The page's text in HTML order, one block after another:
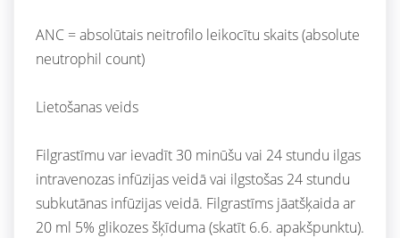
ANC = absolūtais neitrofilo leikocītu skaits (absolute
neutrophil count)
Lietošanas veids
Filgrastīmu var ievadīt 30 minūšu vai 24 stundu ilgas
intravenozas infūzijas veidā vai ilgstošas 24 stundu
subkutānas infūzijas veidā. Filgrastīms jāatšķaida ar
20 ml 5% glikozes šķīduma (skatīt 6.6. apakšpunktu).